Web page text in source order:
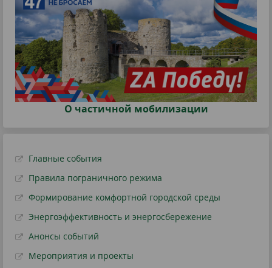
О частичной мобилизации
Главные события
Правила пограничного режима
Формирование комфортной городской среды
Энергоэффективность и энергосбережение
Анонсы событий
Мероприятия и проекты